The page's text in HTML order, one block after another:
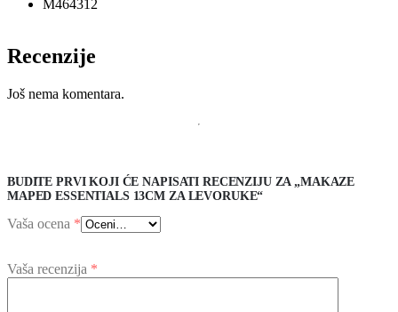
M464312
Recenzije
Još nema komentara.
BUDITE PRVI KOJI ĆE NAPISATI RECENZIJU ZA „MAKAZE
MAPED ESSENTIALS 13CM ZA LEVORUKE“
Vaša ocena *
Vaša recenzija *